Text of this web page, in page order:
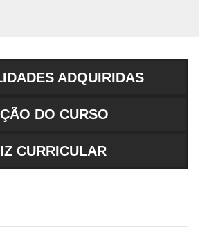
ADQUIRIDAS
DO CURSO
CURRICULAR